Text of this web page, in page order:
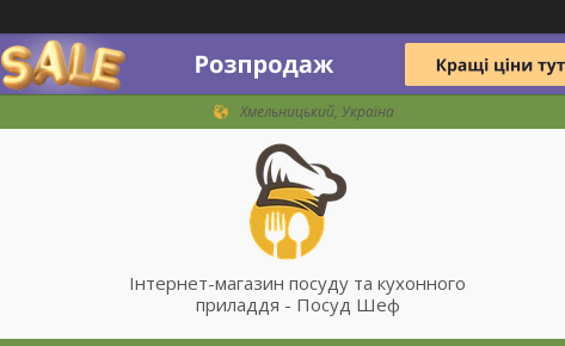
Хмельницький, Україна
Інтернет-магазин посуду та кухонного
приладдя - Посуд Шеф